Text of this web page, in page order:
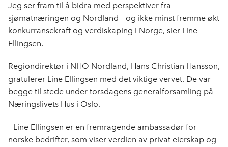
o
o
I
Jeg ser fram til å bidra med perspektiver fra
sjømatnæringen og Nordland – og ikke minst fremme økt
konkurransekraft og verdiskaping i Norge, sier Line
Ellingsen.
Regiondirektør i NHO Nordland, Hans Christian Hansson,
gratulerer Line Ellingsen med det viktige vervet. De var
begge til stede under torsdagens generalforsamling på
Næringslivets Hus i Oslo.
– Line Ellingsen er en fremragende ambassadør for
norske bedrifter, som viser verdien av privat eierskap og